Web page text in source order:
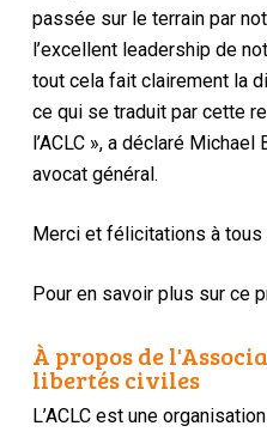
passée sur le terrain par
l’excellent leadership de
tout cela fait clairement la
ce qui se traduit par cette
l’ACLC », a déclaré
avocat général.
Merci et félicitations à tous
Pour en savoir plus sur ce
À propos de
libertés civiles
L’ACLC est une